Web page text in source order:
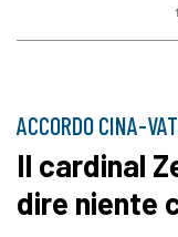
ACCORDO CINA-
Il cardinal
dire niente